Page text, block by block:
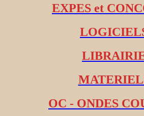
EXPES et
OC - ONDES